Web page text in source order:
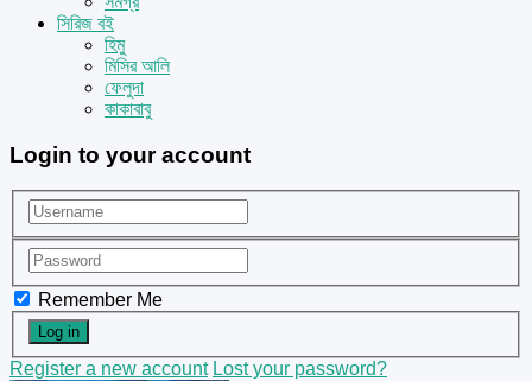
সিরিজ বই
হিমু
মিসির আলি
ফেলুদা
কাকাবাবু
Login to your account
Remember Me
Register a new account Lost your password?